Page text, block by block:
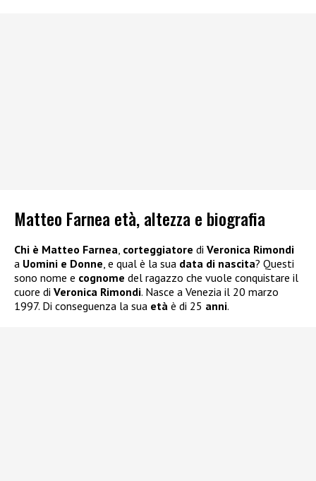
Matteo Farnea età, altezza e biografia
Chi è Matteo Farnea, corteggiatore di Veronica Rimondi
a Uomini e Donne, e qual è la sua data di nascita? Questi
sono nome e cognome del ragazzo che vuole conquistare il
cuore di Veronica Rimondi. Nasce a Venezia il 20 marzo
1997. Di conseguenza la sua età è di 25 anni.